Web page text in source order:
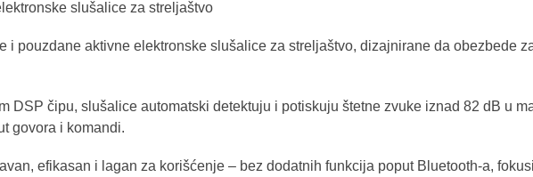
slušalice za streljaštvo
i pouzdane aktivne elektronske slušalice za streljaštvo, dizajnirane da obezbede
DSP čipu, slušalice automatski detektuju i potiskuju štetne zvuke iznad 82 dB u
govora i komandi.
efikasan i lagan za korišćenje – bez dodatnih funkcija poput Bluetooth-a,